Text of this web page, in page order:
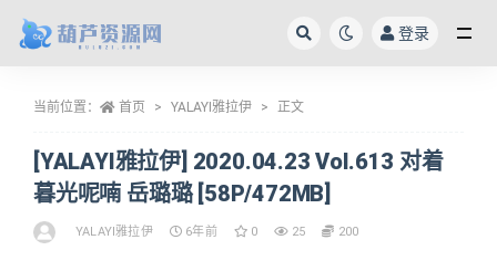
登录
当前位置： 首页 YALAYI雅拉伊 正文
[YALAYI雅拉伊] 2020.04.23 Vol.613 对着
暮光呢喃 岳璐璐 [58P/472MB]
YALAYI雅拉伊 6年前 0 25 200